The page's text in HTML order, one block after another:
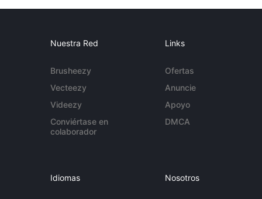
Nuestra Red
Brusheezy
Vecteezy
Videezy
Conviértase en
colaborador
Links
Ofertas
Anuncie
Apoyo
DMCA
Idiomas Nosotros